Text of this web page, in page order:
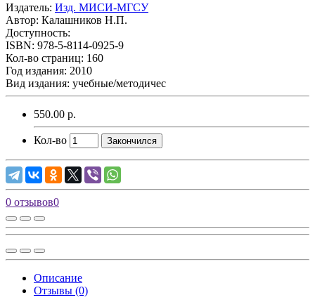
Издатель: Изд. МИСИ-МГСУ
Автор: Калашников Н.П.
Доступность:
ISBN: 978-5-8114-0925-9
Кол-во страниц: 160
Год издания: 2010
Вид издания: учебные/методичес
550.00 р.
Кол-во Закончился
0 отзывов0
Описание
Отзывы (0)